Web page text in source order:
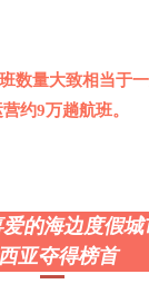
数量大致相当于
约9万趟航班。
的海边度假
亚夺得榜首